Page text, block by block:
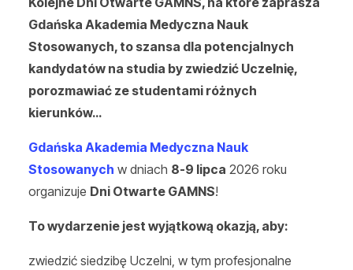
Gdańska Akademia Medyczna Nauk
Stosowanych, to szansa dla potencjalnych
kandydatów na studia by zwiedzić Uczelnię,
porozmawiać ze studentami różnych
kierunków…
Gdańska Akademia Medyczna Nauk
Stosowanych w dniach 8-9 lipca 2026 roku
organizuje Dni Otwarte GAMNS!
To wydarzenie jest wyjątkową okazją, aby:
zwiedzić siedzibę Uczelni, w tym profesjonalne